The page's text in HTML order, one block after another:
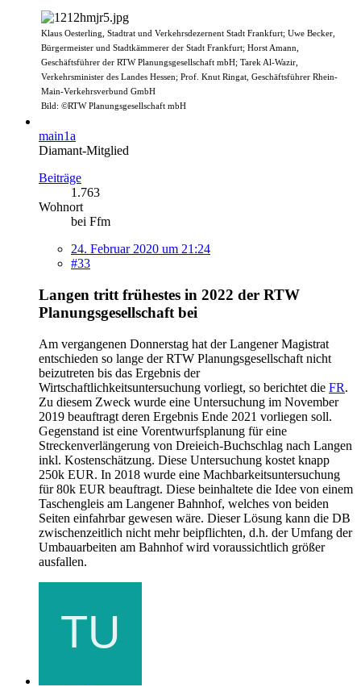
Klaus Oesterling, Stadtrat und Verkehrsdezernent Stadt Frankfurt; Uwe Becker,
Bürgermeister und Stadtkämmerer der Stadt Frankfurt; Horst Amann,
Geschäftsführer der RTW Planungsgesellschaft mbH; Tarek Al-Wazir,
Verkehrsminister des Landes Hessen; Prof. Knut Ringat, Geschäftsführer Rhein-
Main-Verkehrsverbund GmbH
Bild: ©RTW Planungsgesellschaft mbH
main1a
Diamant-Mitglied
Beiträge
1.763
Wohnort
bei Ffm
24. Februar 2020 um 21:24
#33
Langen tritt frühestes in 2022 der RTW
Planungsgesellschaft bei
Am vergangenen Donnerstag hat der Langener Magistrat
entschieden so lange der RTW Planungsgesellschaft nicht
beizutreten bis das Ergebnis der
Wirtschaftlichkeitsuntersuchung vorliegt, so berichtet die FR.
Zu diesem Zweck wurde eine Untersuchung im November
2019 beauftragt deren Ergebnis Ende 2021 vorliegen soll.
Gegenstand ist eine Vorentwurfsplanung für eine
Streckenverlängerung von Dreieich-Buchschlag nach Langen
inkl. Kostenschätzung. Diese Untersuchung kostet knapp
250k EUR. In 2018 wurde eine Machbarkeitsuntersuchung
für 80k EUR beauftragt. Diese beinhaltete die Idee von einem
Taschengleis am Langener Bahnhof, welches von beiden
Seiten einfahrbar gewesen wäre. Dieser Lösung kann die DB
zwischenzeitlich nicht mehr beipflichten, d.h. der Umfang der
Umbauarbeiten am Bahnhof wird voraussichtlich größer
ausfallen.